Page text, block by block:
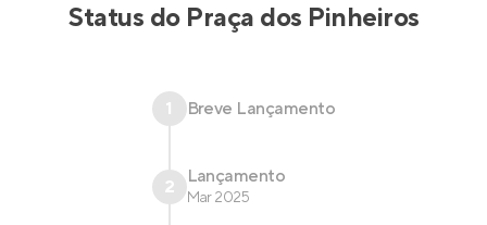
Status do Praça dos Pinheiros
1 Breve Lançamento
2 Lançamento
Mar 2025